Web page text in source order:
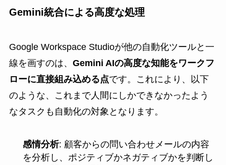
Gemini統合による高度な処理
Google Workspace Studioが他の自動化ツールと一
線を画すのは、 Gemini AIの高度な知能をワークフ
ローに直接組み込める点です。これにより、以下
のような、これまで人間にしかできなかったよう
なタスクも自動化の対象となります。
感情分析: 顧客からの問い合わせメールの内容
を分析し、ポジティブかネガティブかを判断し